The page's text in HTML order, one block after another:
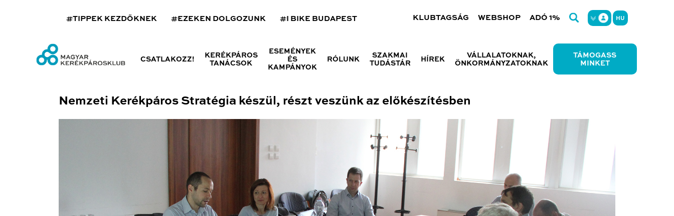
#TIPPEK KEZDŐKNEK #EZEKEN DOLGOZUNK #I BIKE BUDAPEST KLUBTAGSÁG WEBSHOP ADÓ 1% HU
CSATLAKOZZ!
KERÉKPÁROS
TANÁCSOK
ESEMÉNYEK
ÉS
KAMPÁNYOK
RÓLUNK
SZAKMAI
TUDÁSTÁR
HÍREK
VÁLLALATOKNAK,
ÖNKORMÁNYZATOKNAK
TÁMOGASS
MINKET
Nemzeti Kerékpáros Stratégia készül, részt veszünk az előkészítésben